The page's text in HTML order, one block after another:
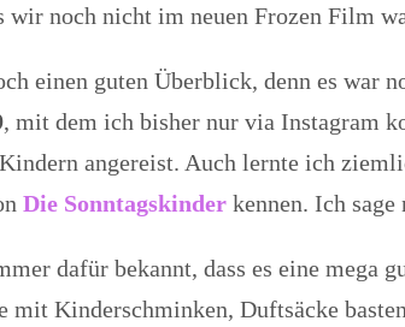
wir noch nicht im neuen Frozen Film
einen guten Überblick, denn es war
, mit dem ich bisher nur via Instagram
angereist. Auch lernte ich
Die Sonntagskinder kennen. Ich
dafür bekannt, dass es eine mega
mit Kinderschminken, Duftsäcke